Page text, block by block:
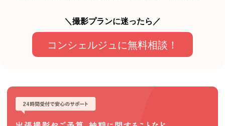
＼撮影プランに迷ったら／
コンシェルジュに無料相談！